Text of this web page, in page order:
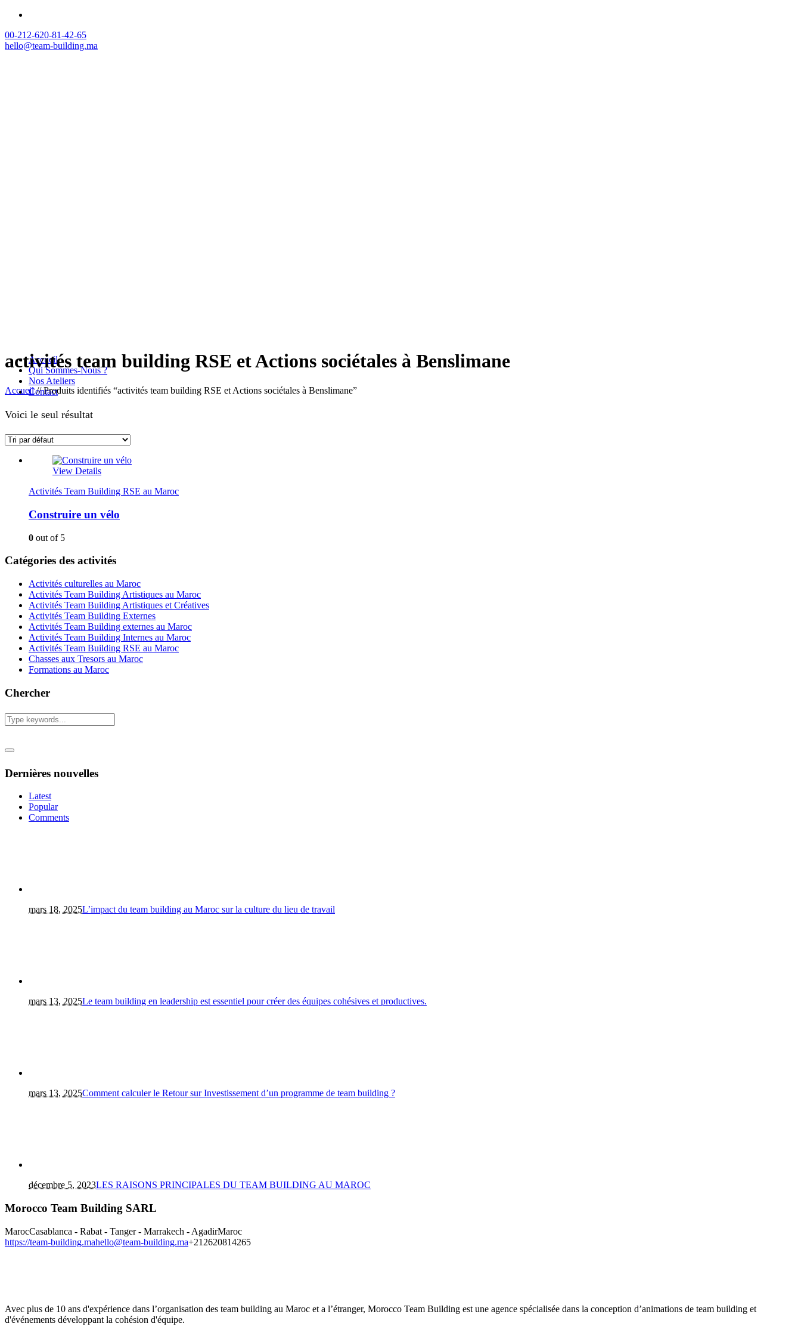
00-212-620-81-42-65
hello@team-building.ma
Accueil
Qui Sommes-Nous ?
Nos Ateliers
Contact
activités team building RSE et Actions sociétales à Benslimane
Accueil//Produits identifiés “activités team building RSE et Actions sociétales à Benslimane”
Voici le seul résultat
View Details
Activités Team Building RSE au Maroc
Construire un vélo
0 out of 5
Catégories des activités
Activités culturelles au Maroc
Activités Team Building Artistiques au Maroc
Activités Team Building Artistiques et Créatives
Activités Team Building Externes
Activités Team Building externes au Maroc
Activités Team Building Internes au Maroc
Activités Team Building RSE au Maroc
Chasses aux Tresors au Maroc
Formations au Maroc
Chercher
Dernières nouvelles
Latest
Popular
Comments
mars 18, 2025L’impact du team building au Maroc sur la culture du lieu de travail
mars 13, 2025Le team building en leadership est essentiel pour créer des équipes cohésives et productives.
mars 13, 2025Comment calculer le Retour sur Investissement d’un programme de team building ?
décembre 5, 2023LES RAISONS PRINCIPALES DU TEAM BUILDING AU MAROC
Morocco Team Building SARL
MarocCasablanca - Rabat - Tanger - Marrakech - AgadirMaroc
https://team-building.mahello@team-building.ma+212620814265
Avec plus de 10 ans d'expérience dans l’organisation des team building au Maroc et a l’étranger, Morocco Team Building est une agence spécialisée dans la conception d’animations de team building et
d'événements développant la cohésion d'équipe.